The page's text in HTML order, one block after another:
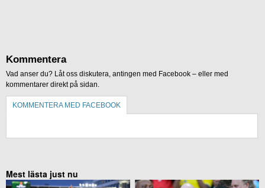
Kommentera
Vad anser du? Låt oss diskutera, antingen med Facebook – eller med
kommentarer direkt på sidan.
KOMMENTERA MED FACEBOOK
Mest lästa just nu